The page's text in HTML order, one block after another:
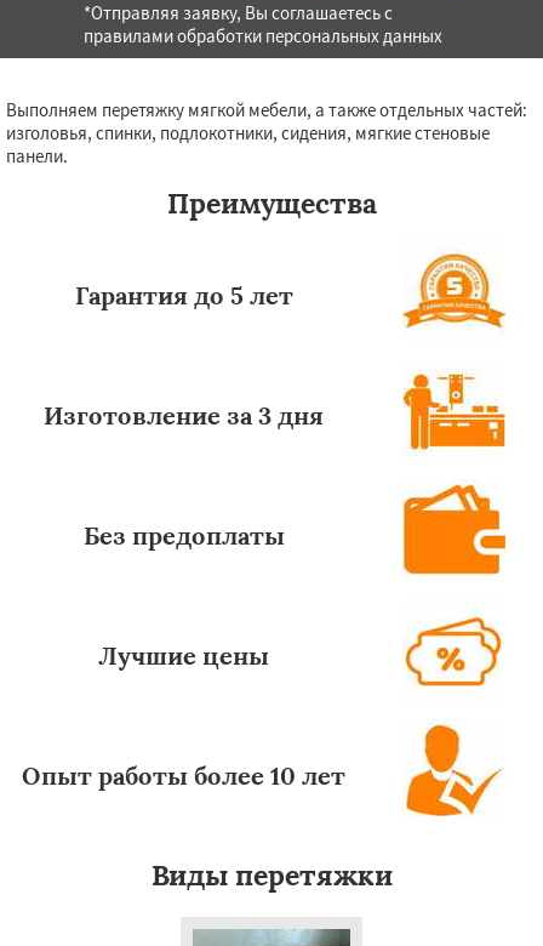
*Отправляя заявку, Вы соглашаетесь с
правилами обработки персональных данных
Выполняем перетяжку мягкой мебели, а также отдельных частей:
изголовья, спинки, подлокотники, сидения, мягкие стеновые
панели.
Преимущества
Гарантия до 5 лет
Изготовление за 3 дня
Без предоплаты
Лучшие цены
Опыт работы более 10 лет
Виды перетяжки